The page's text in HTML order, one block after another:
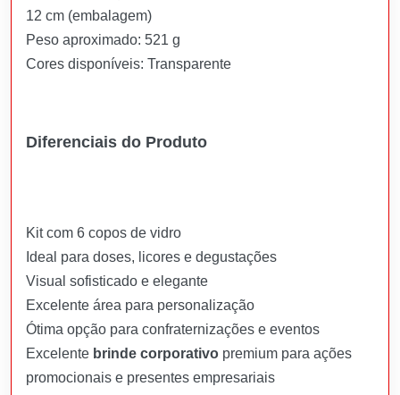
12 cm (embalagem)
Peso aproximado: 521 g
Cores disponíveis: Transparente
Diferenciais do Produto
Kit com 6 copos de vidro
Ideal para doses, licores e degustações
Visual sofisticado e elegante
Excelente área para personalização
Ótima opção para confraternizações e eventos
Excelente brinde corporativo premium para ações
promocionais e presentes empresariais